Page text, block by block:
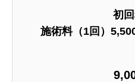
初
施術料（1回）